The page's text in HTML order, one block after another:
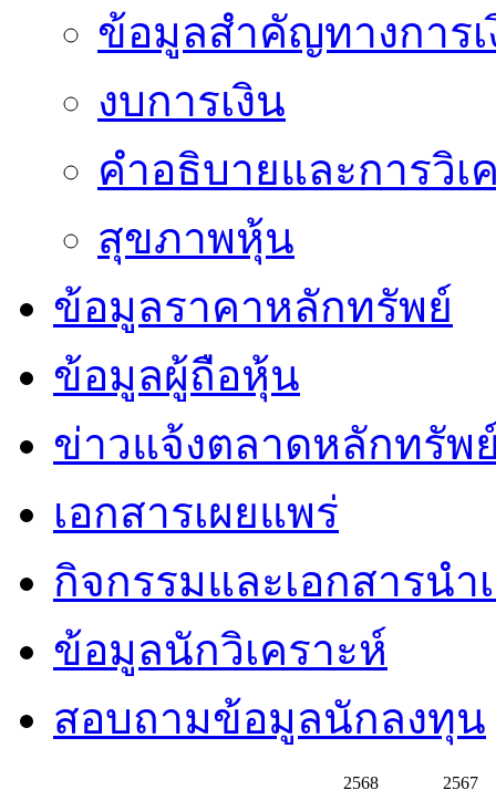
ข้อมูลสำคัญทางการ
งบการเงิน
คำอธิบายและการวิเ
สุขภาพหุ้น
ข้อมูลราคาหลักทรัพย์
ข้อมูลผู้ถือหุ้น
ข่าวแจ้งตลาดหลักทรัพ
เอกสารเผยแพร่
กิจกรรมและเอกสารนำ
ข้อมูลนักวิเคราะห์
สอบถามข้อมูลนักลงทุน
2568
2567